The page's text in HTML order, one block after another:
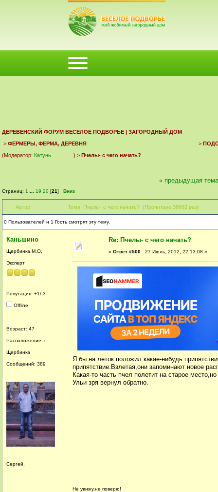
КАЛЕНДАРЬ ВОЙТИ РЕГИСТРАЦИЯ
ДЕРЕВЕНСКИЙ ФОРУМ ВЕСЕЛОЕ ПОДВОРЬЕ | ЗАГОРОДНЫЙ ДОМ
> ФЕРМЕРЫ, ФЕРМА, ДЕРЕВНЯ >
(Модератор: Катунь ) > Пчелы- с чего начать?
Страниц: 1 19 20 [21] Вниз
« предыдущая тема
Автор Тема: Пчелы- с чего начать? (Прочитано 38662 раз)
0 Пользователей и 1 Гость смотрят эту тему.
Каньшино
Щербинка,М,О,
Эксперт
Репутация: +1/-3
Offline
Возраст: 47
Расположение: г
Щербинка
Сообщений: 389
Сергей,
Re: Пчелы- с чего начать?
« Ответ #500 : 27 Июль, 2012, 22:13:08 »
Я бы на леток положил какае-нибудь
припятствие.Взлетая,они запоминают новое
Какая-то часть пчел полетит на старое
Ульи зря вернул обратно.
Не увижу,не поверю!